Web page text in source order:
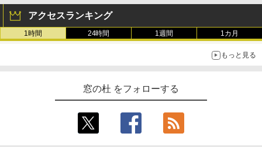
アクセスランキング
1時間 24時間 1週間 1カ月
もっと見る
窓の杜 をフォローする